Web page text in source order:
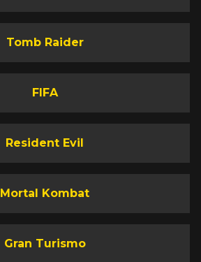
Tomb Raider
FIFA
Resident Evil
Mortal Kombat
Gran Turismo